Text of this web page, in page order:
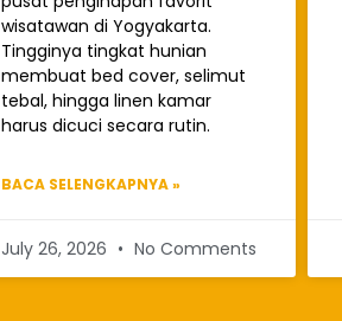
wisatawan di Yogyakarta.
Tingginya tingkat hunian
membuat bed cover, selimut
tebal, hingga linen kamar
harus dicuci secara rutin.
BACA SELENGKAPNYA »
July 26, 2026 No Comments